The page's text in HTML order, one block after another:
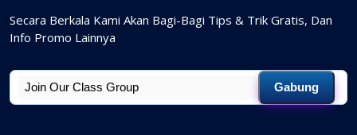
Secara Berkala Kami Akan Bagi-Bagi Tips & Trik Gratis, Dan
Info Promo Lainnya
Gabung